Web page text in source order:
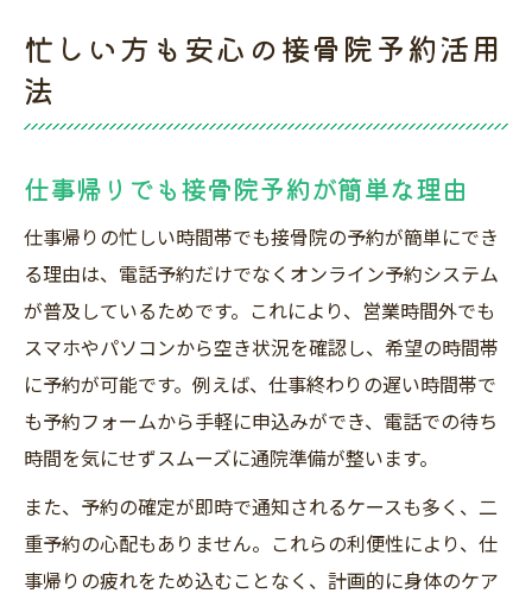
忙しい方も安心の接骨院予約活用
法
仕事帰りでも接骨院予約が簡単な理由
仕事帰りの忙しい時間帯でも接骨院の予約が簡単にでき
る理由は、電話予約だけでなくオンライン予約システム
が普及しているためです。これにより、営業時間外でも
スマホやパソコンから空き状況を確認し、希望の時間帯
に予約が可能です。例えば、仕事終わりの遅い時間帯で
も予約フォームから手軽に申込みができ、電話での待ち
時間を気にせずスムーズに通院準備が整います。
また、予約の確定が即時で通知されるケースも多く、二
重予約の心配もありません。これらの利便性により、仕
事帰りの疲れをため込むことなく、計画的に身体のケア